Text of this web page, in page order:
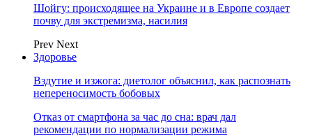
Шойгу: происходящее на Украине и в Европе создает
почву для экстремизма, насилия
Prev Next
Здоровье
Вздутие и изжога: диетолог объяснил, как распознать
непереносимость бобовых
Отказ от смартфона за час до сна: врач дал
рекомендации по нормализации режима